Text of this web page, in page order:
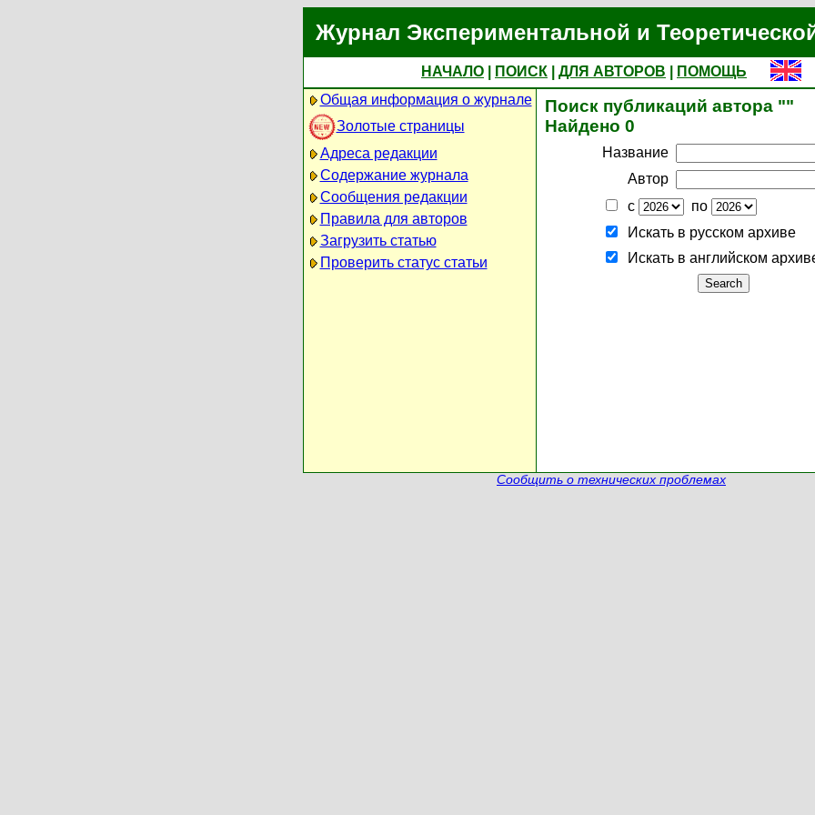
Журнал Экспериментальной и
НАЧАЛО ПОИСК ДЛЯ АВТОРОВ
ПОМОЩЬ
Общая информация о журнале
Золотые страницы
Адреса редакции
Содержание журнала
Сообщения редакции
Правила для авторов
Загрузить статью
Проверить статус статьи
Поиск публикаций автора ""
Найдено 0
Название
Автор
с
по
Искать в русском архиве
Искать в английском
Сообщить о технических проблемах